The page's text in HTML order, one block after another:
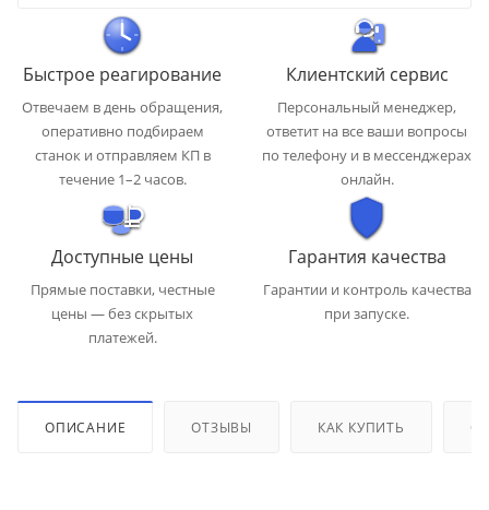
Быстрое реагирование
Отвечаем в день обращения,
оперативно подбираем
станок и отправляем КП в
течение 1–2 часов.
Клиентский сервис
Персональный менеджер,
ответит на все ваши вопросы
по телефону и в мессенджерах
онлайн.
Доступные цены
Прямые поставки, честные
цены — без скрытых
платежей.
Гарантия качества
Гарантии и контроль качества
при запуске.
ОПИСАНИЕ ОТЗЫВЫ КАК КУПИТЬ